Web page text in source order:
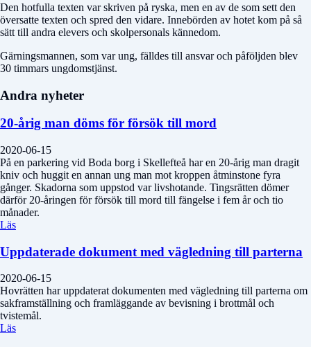
Den hotfulla texten var skriven på ryska, men en av de som sett den
översatte texten och spred den vidare. Innebörden av hotet kom på så
sätt till andra elevers och skolpersonals kännedom.
Gärningsmannen, som var ung, fälldes till ansvar och påföljden blev
30 timmars ungdomstjänst.
Andra nyheter
20-årig man döms för försök till mord
2020-06-15
På en parkering vid Boda borg i Skellefteå har en 20-årig man dragit
kniv och huggit en annan ung man mot kroppen åtminstone fyra
gånger. Skadorna som uppstod var livshotande. Tingsrätten dömer
därför 20-åringen för försök till mord till fängelse i fem år och tio
månader.
Läs
Uppdaterade dokument med vägledning till parterna
2020-06-15
Hovrätten har uppdaterat dokumenten med vägledning till parterna om
sakframställning och framläggande av bevisning i brottmål och
tvistemål.
Läs